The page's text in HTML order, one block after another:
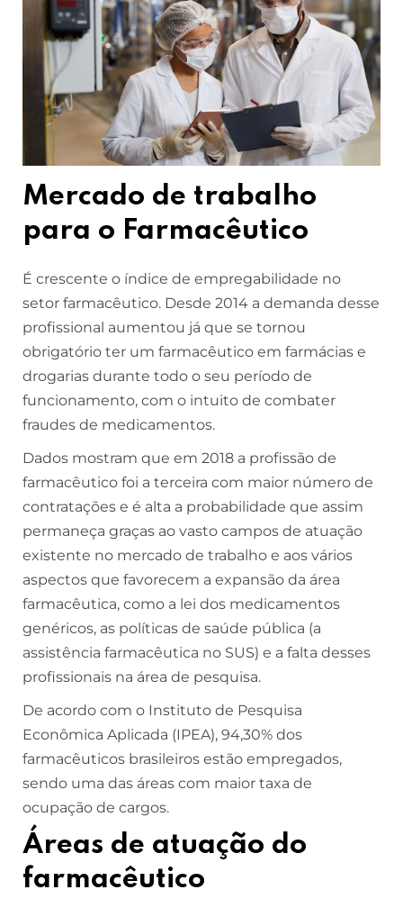
Mercado de trabalho
para o Farmacêutico
É crescente o índice de empregabilidade no
setor farmacêutico. Desde 2014 a demanda desse
profissional aumentou já que se tornou
obrigatório ter um farmacêutico em farmácias e
drogarias durante todo o seu período de
funcionamento, com o intuito de combater
fraudes de medicamentos.
Dados mostram que em 2018 a profissão de
farmacêutico foi a terceira com maior número de
contratações e é alta a probabilidade que assim
permaneça graças ao vasto campos de atuação
existente no mercado de trabalho e aos vários
aspectos que favorecem a expansão da área
farmacêutica, como a lei dos medicamentos
genéricos, as políticas de saúde pública (a
assistência farmacêutica no SUS) e a falta desses
profissionais na área de pesquisa.
De acordo com o Instituto de Pesquisa
Econômica Aplicada (IPEA), 94,30% dos
farmacêuticos brasileiros estão empregados,
sendo uma das áreas com maior taxa de
ocupação de cargos.
Áreas de atuação do
farmacêutico